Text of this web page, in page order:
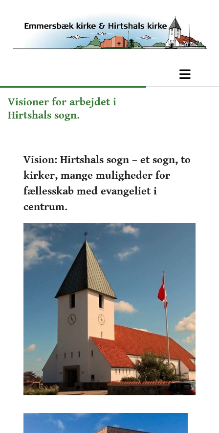
Visioner for arbejdet i
Hirtshals sogn.
Vision: Hirtshals sogn – et sogn, to
kirker, mange muligheder for
fællesskab med evangeliet i
centrum.